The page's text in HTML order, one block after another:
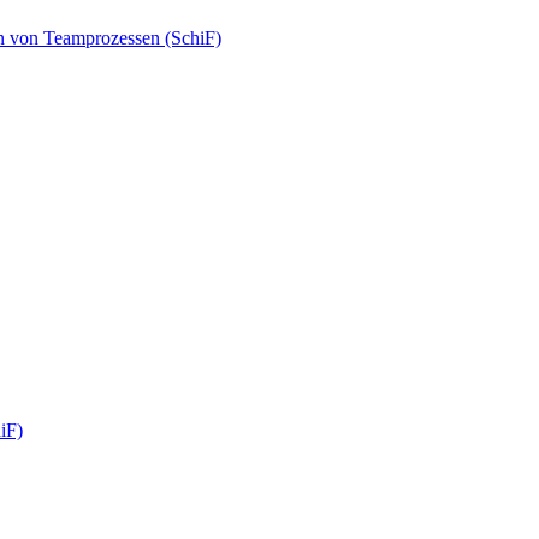
von Teamprozessen (SchiF)